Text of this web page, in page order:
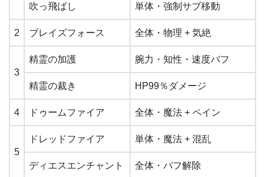
吹っ飛ばし 単体・強制サブ移動
2 ブレイズフォース 全体・物理 + 気絶
3
精霊の加護 腕力・知性・速度バフ
精霊の裁き HP99％ダメージ
4 ドゥームファイア 全体・魔法 + ペイン
5
ドレッドファイア 単体・魔法 + 混乱
ディエスエンチャント 全体・バフ解除